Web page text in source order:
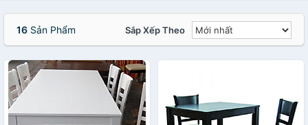
16 Sản Phẩm Sắp Xếp Theo